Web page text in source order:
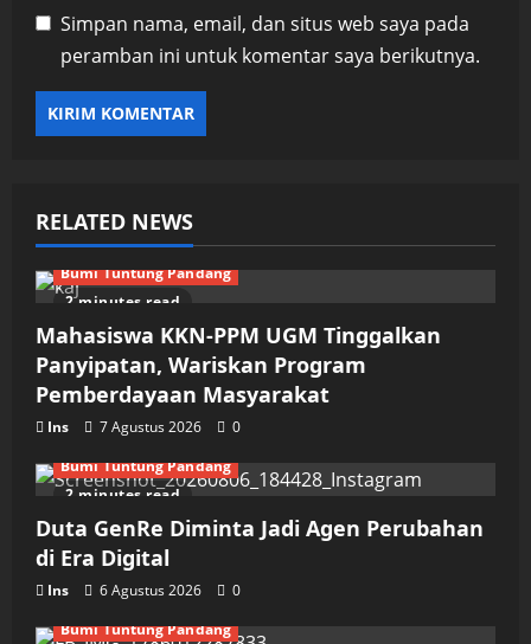
Simpan nama, email, dan situs web saya pada
peramban ini untuk komentar saya berikutnya.
RELATED NEWS
2 minutes read
Bumi Tuntung Pandang
Mahasiswa KKN-PPM UGM Tinggalkan
Panyipatan, Wariskan Program
Pemberdayaan Masyarakat
Ins 7 Agustus 2026 0
2 minutes read
Bumi Tuntung Pandang
Duta GenRe Diminta Jadi Agen Perubahan
di Era Digital
Ins 6 Agustus 2026
0
Bumi Tuntung Pandang